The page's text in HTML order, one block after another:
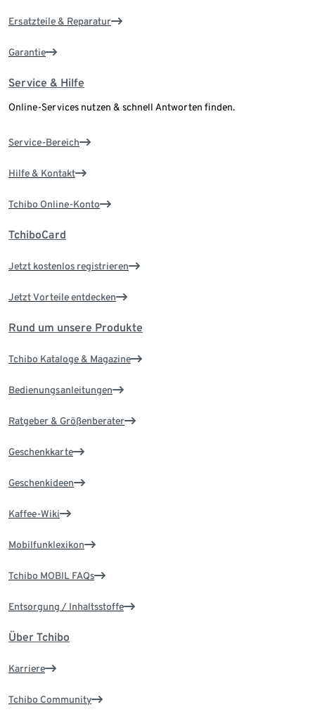
Ersatzteile & Reparatur
Garantie
Service & Hilfe
Online-Services nutzen & schnell Antworten finden.
Service-Bereich
Hilfe & Kontakt
Tchibo Online-Konto
TchiboCard
Jetzt kostenlos registrieren
Jetzt Vorteile entdecken
Rund um unsere Produkte
Tchibo Kataloge & Magazine
Bedienungsanleitungen
Ratgeber & Größenberater
Geschenkkarte
Geschenkideen
Kaffee-Wiki
Mobilfunklexikon
Tchibo MOBIL FAQs
Entsorgung / Inhaltsstoffe
Über Tchibo
Karriere
Tchibo Community